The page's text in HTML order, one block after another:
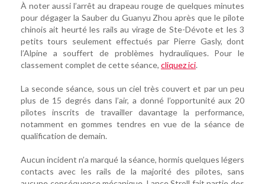
À noter aussi l’arrêt au drapeau rouge de quelques minutes
pour dégager la Sauber du Guanyu Zhou après que le pilote
chinois ait heurté les rails au virage de Ste-Dévote et les 3
petits tours seulement effectués par Pierre Gasly, dont
l’Alpine a souffert de problèmes hydrauliques. Pour le
classement complet de cette séance, cliquez ici.
La seconde séance, sous un ciel très couvert et par un peu
plus de 15 degrés dans l’air, a donné l’opportunité aux 20
pilotes inscrits de travailler davantage la performance,
notamment en gommes tendres en vue de la séance de
qualification de demain.
Aucun incident n’a marqué la séance, hormis quelques légers
contacts avec les rails de la majorité des pilotes, sans